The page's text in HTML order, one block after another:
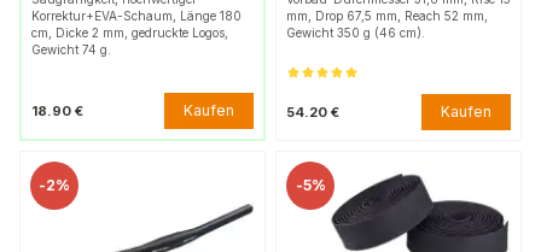
Korrektur+EVA-Schaum, Länge 180
cm, Dicke 2 mm, gedruckte Logos,
Gewicht 74 g.
18.90 € Kaufen
mm, Drop 67,5 mm, Reach 52 mm,
Gewicht 350 g (46 cm).
54.20 € Kaufen
-2% -5%